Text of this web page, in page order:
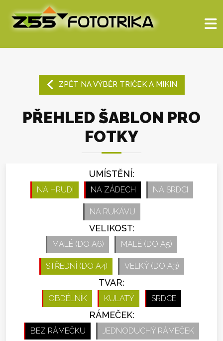
ZPĚT NA VÝBĚR TRIČEK A MIKIN
PŘEHLED ŠABLON PRO
FOTKY
UMÍSTĚNÍ:
NA HRUDI NA ZÁDECH NA SRDCI
NA RUKÁVU
VELIKOST:
MALÉ (DO A6) MALÉ (DO A5)
STŘEDNÍ (DO A4) VELKÝ (DO A3)
TVAR:
OBDÉLNÍK KULATÝ SRDCE
RÁMEČEK:
BEZ RÁMEČKU JEDNODUCHÝ RÁMEČEK